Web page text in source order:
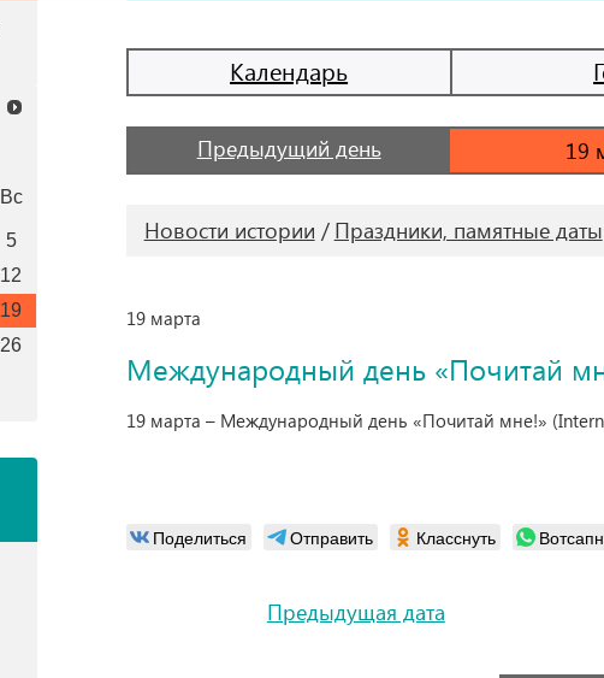
Вс
5
12
19
26
Календарь
Предыдущий день
Новости истории Праздники, памятные даты
19 марта
Международный день «Почитай
19 марта – Международный день «Почитай мне!»
Поделиться Отправить Класснуть
Предыдущая дата